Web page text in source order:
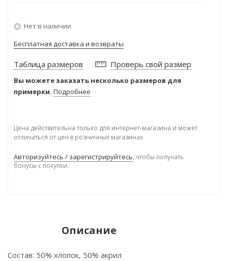
Нет в наличии
Бесплатная доставка и возвраты
Таблица размеров Проверь свой размер
Вы можете заказать несколько размеров для
примерки. Подробнее
Цена действительна только для интернет-магазина и может
отличаться от цен в розничных магазинах
Авторизуйтесь / зарегистрируйтесь, чтобы получать
бонусы с покупки.
Описание
Состав: 50% хлопок, 50% акрил